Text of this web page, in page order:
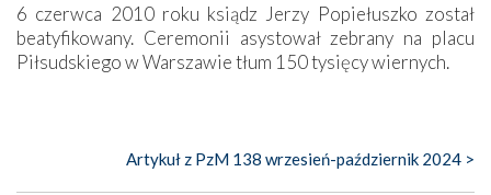
6 czerwca 2010 roku ksiądz Jerzy Popiełuszko został
beatyfikowany. Ceremonii asystował zebrany na placu
Piłsudskiego w Warszawie tłum 150 tysięcy wiernych.
Artykuł z PzM 138 wrzesień-październik 2024 >